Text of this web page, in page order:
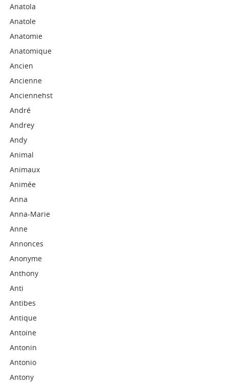
Anatola
Anatole
Anatomie
Anatomique
Ancien
Ancienne
Anciennehst
André
Andrey
Andy
Animal
Animaux
Animée
Anna
Anna-Marie
Anne
Annonces
Anonyme
Anthony
Anti
Antibes
Antique
Antoine
Antonin
Antonio
Antony